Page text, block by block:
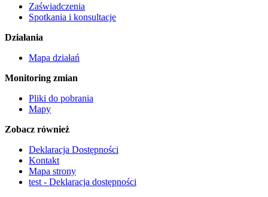
Zaświadczenia
Spotkania i konsultacje
Działania
Mapa działań
Monitoring zmian
Pliki do pobrania
Mapy
Zobacz również
Deklaracja Dostępności
Kontakt
Mapa strony
test - Deklaracja dostępności